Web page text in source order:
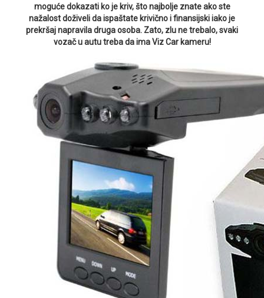
moguće dokazati ko je kriv, što najbolje znate ako ste
nažalost doživeli da ispaštate krivično i finansijski iako je
prekršaj napravila druga osoba. Zato, zlu ne trebalo, svaki
vozač u autu treba da ima Viz Car kameru!